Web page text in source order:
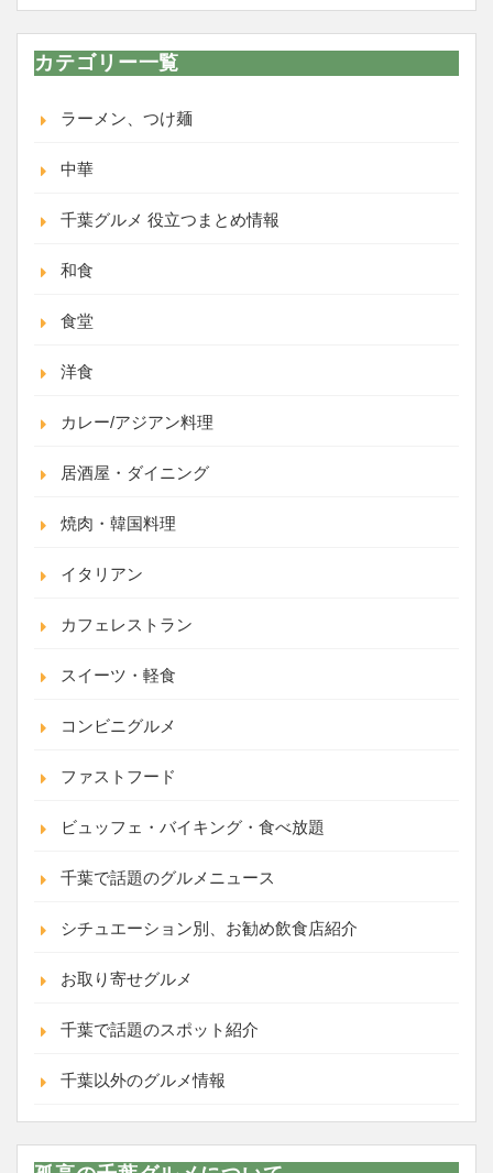
カテゴリー一覧
ラーメン、つけ麺
中華
千葉グルメ 役立つまとめ情報
和食
食堂
洋食
カレー/アジアン料理
居酒屋・ダイニング
焼肉・韓国料理
イタリアン
カフェレストラン
スイーツ・軽食
コンビニグルメ
ファストフード
ビュッフェ・バイキング・食べ放題
千葉で話題のグルメニュース
シチュエーション別、お勧め飲食店紹介
お取り寄せグルメ
千葉で話題のスポット紹介
千葉以外のグルメ情報